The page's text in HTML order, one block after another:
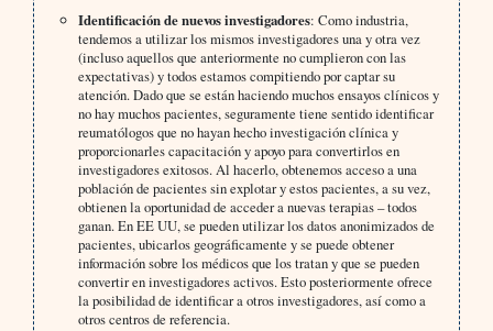
Identificación de nuevos investigadores: Como industria,
tendemos a utilizar los mismos investigadores una y otra vez
(incluso aquellos que anteriormente no cumplieron con las
expectativas) y todos estamos compitiendo por captar su
atención. Dado que se están haciendo muchos ensayos clínicos y
no hay muchos pacientes, seguramente tiene sentido identificar
reumatólogos que no hayan hecho investigación clínica y
proporcionarles capacitación y apoyo para convertirlos en
investigadores exitosos. Al hacerlo, obtenemos acceso a una
población de pacientes sin explotar y estos pacientes, a su vez,
obtienen la oportunidad de acceder a nuevas terapias – todos
ganan. En EE UU, se pueden utilizar los datos anonimizados de
pacientes, ubicarlos geográficamente y se puede obtener
información sobre los médicos que los tratan y que se pueden
convertir en investigadores activos. Esto posteriormente ofrece
la posibilidad de identificar a otros investigadores, así como a
otros centros de referencia.